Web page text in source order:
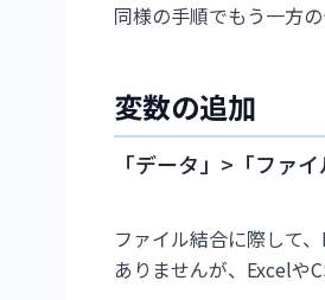
同様の手順でもう一方
変数の追加
「データ」>「ファ
ファイル結合に際して
ありませんが、Excelや